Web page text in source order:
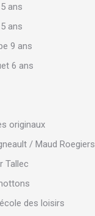
ans
ans
9 ans
6 ans
originaux
/ Maud Roegiers
Tallec
des loisirs